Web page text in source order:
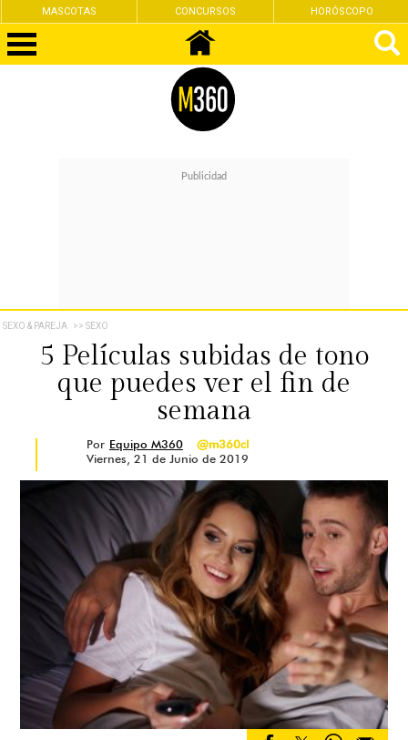
MASCOTAS CONCURSOS HORÓSCOPO
SEXO & PAREJA >> SEXO
5 Películas subidas de tono
que puedes ver el fin de
semana
Por Equipo M360
@m360cl
Viernes, 21 de Junio de 2019